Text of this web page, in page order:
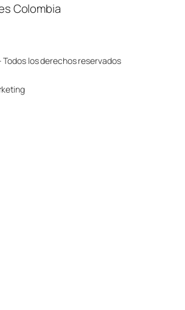
Colombia
Todos los derechos reservados